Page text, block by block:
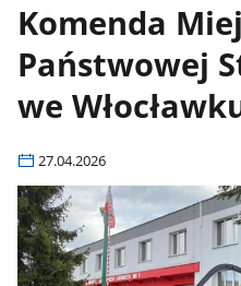
Komenda
Państwowej
we
27.04.2026